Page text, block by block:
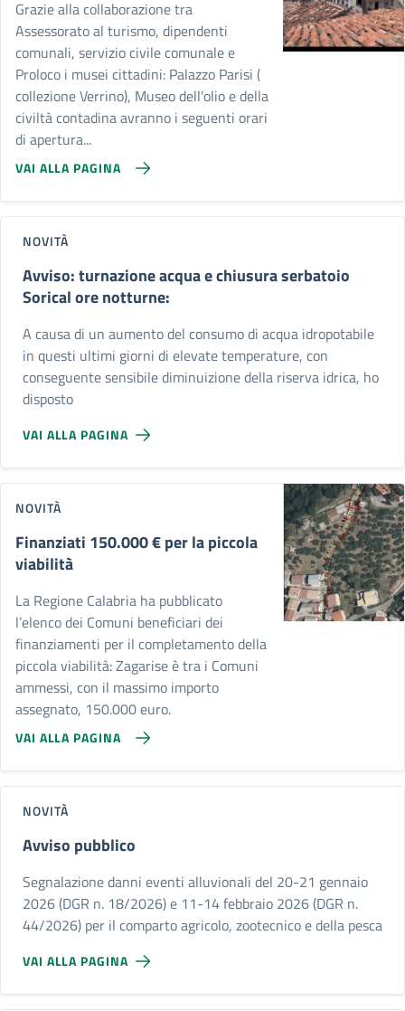
Grazie alla collaborazione tra
Assessorato al turismo, dipendenti
comunali, servizio civile comunale e
Proloco i musei cittadini: Palazzo Parisi (
collezione Verrino), Museo dell'olio e della
civiltà contadina avranno i seguenti orari
di apertura...
VAI ALLA PAGINA
NOVITÀ
Avviso: turnazione acqua e chiusura serbatoio
Sorical ore notturne:
A causa di un aumento del consumo di acqua idropotabile
in questi ultimi giorni di elevate temperature, con
conseguente sensibile diminuizione della riserva idrica, ho
disposto
VAI ALLA PAGINA
NOVITÀ
Finanziati 150.000 € per la piccola
viabilità
La Regione Calabria ha pubblicato
l’elenco dei Comuni beneficiari dei
finanziamenti per il completamento della
piccola viabilità: Zagarise è tra i Comuni
ammessi, con il massimo importo
assegnato, 150.000 euro.
VAI ALLA PAGINA
NOVITÀ
Avviso pubblico
Segnalazione danni eventi alluvionali del 20-21 gennaio
2026 (DGR n. 18/2026) e 11-14 febbraio 2026 (DGR n.
44/2026) per il comparto agricolo, zootecnico e della pesca
VAI ALLA PAGINA